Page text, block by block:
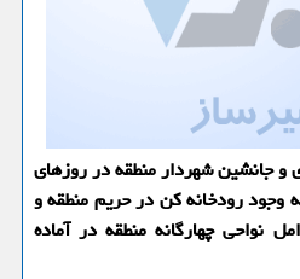
جانشین شهردار منطقه در روزهای
وجود رودخانه كن در حریم منطقه و
نواحی چهارگانه منطقه در آماده